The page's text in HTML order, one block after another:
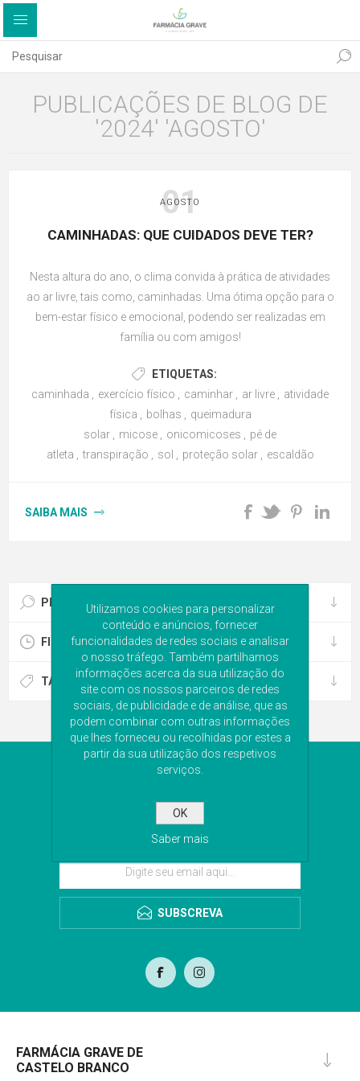
PUBLICAÇÕES DE BLOG DE
'2024' 'AGOSTO'
01
AGOSTO
CAMINHADAS: QUE CUIDADOS DEVE TER?
Nesta altura do ano, o clima convida à prática de atividades
ao ar livre, tais como, caminhadas. Uma ótima opção para o
bem-estar físico e emocional, podendo ser realizadas em
família ou com amigos!
ETIQUETAS:
caminhada
exercício físico caminhar ar livre
atividade
física
bolhas
queimadura
solar
micose onicomicoses
pé de
atleta
transpiração sol proteção solar escaldão
SAIBA MAIS
PESQUISA DE BLOG
FICHEIRO DE BLOG
TAGS DE BLOG POPULARES
NEWSLETTER
Subscreva a nossa newsletter para receber as
últimas novidades. Iremos guardar o seu email
para o envio da newsletter.
SUBSCREVA
FARMÁCIA GRAVE DE
CASTELO BRANCO
Utilizamos cookies para personalizar
conteúdo e anúncios, fornecer
funcionalidades de redes sociais e analisar
o nosso tráfego. Também partilhamos
informações acerca da sua utilização do
site com os nossos parceiros de redes
sociais, de publicidade e de análise, que as
podem combinar com outras informações
que lhes forneceu ou recolhidas por estes a
partir da sua utilização dos respetivos
serviços.
OK
Saber mais